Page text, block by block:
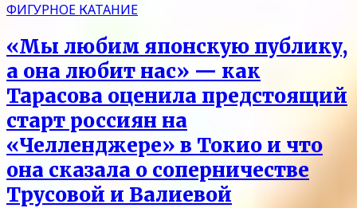
ФИГУРНОЕ КАТАНИЕ
«Мы любим японскую публику,
а она любит нас» — как
Тарасова оценила предстоящий
старт россиян на
«Челленджере» в Токио и что
она сказала о соперничестве
Трусовой и Валиевой